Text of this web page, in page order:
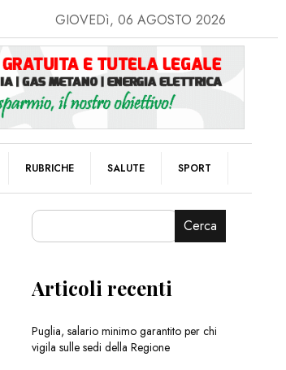
GIOVEDì, 06 AGOSTO 2026
RUBRICHE SALUTE SPORT
Cerca
Articoli recenti
Puglia, salario minimo garantito per chi
vigila sulle sedi della Regione